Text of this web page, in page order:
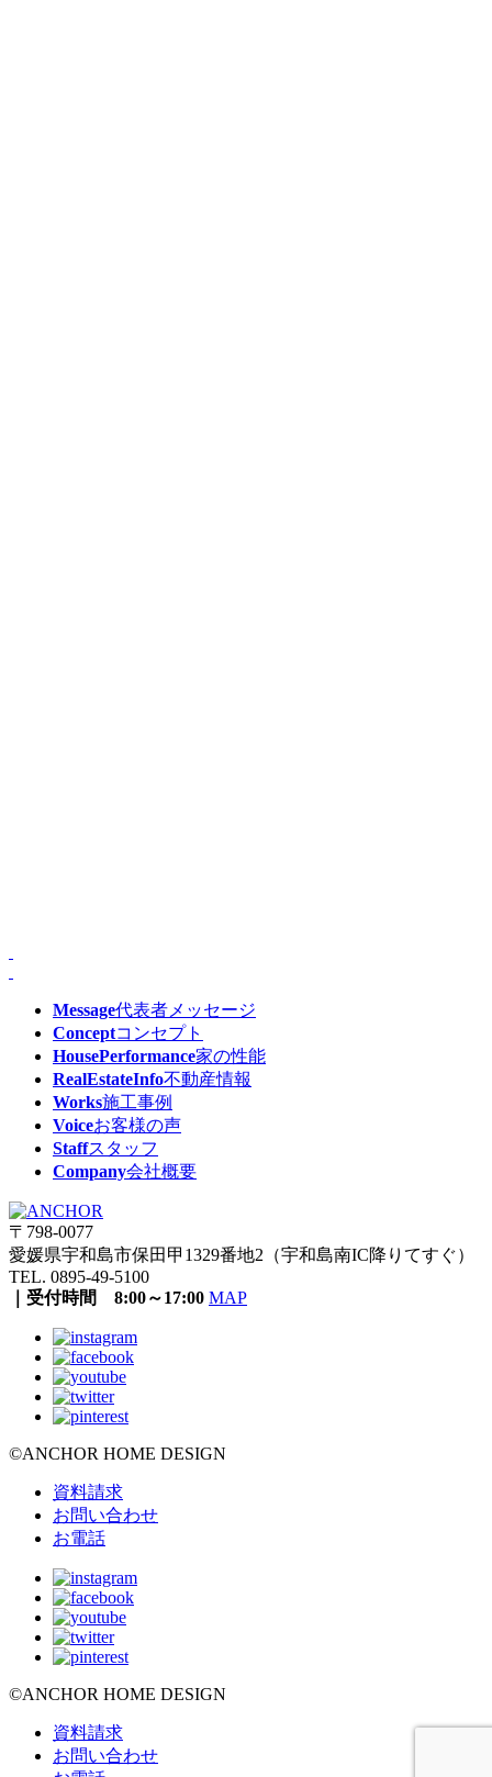
Message代表者メッセージ
Conceptコンセプト
HousePerformance家の性能
RealEstateInfo不動産情報
Works施工事例
Voiceお客様の声
Staffスタッフ
Company会社概要
〒798-0077
愛媛県宇和島市保田甲1329番地2（宇和島南IC降りてすぐ）
TEL. 0895-49-5100
｜受付時間 8:00～17:00 MAP
©ANCHOR HOME DESIGN
資料請求
お問い合わせ
お電話
©ANCHOR HOME DESIGN
資料請求
お問い合わせ